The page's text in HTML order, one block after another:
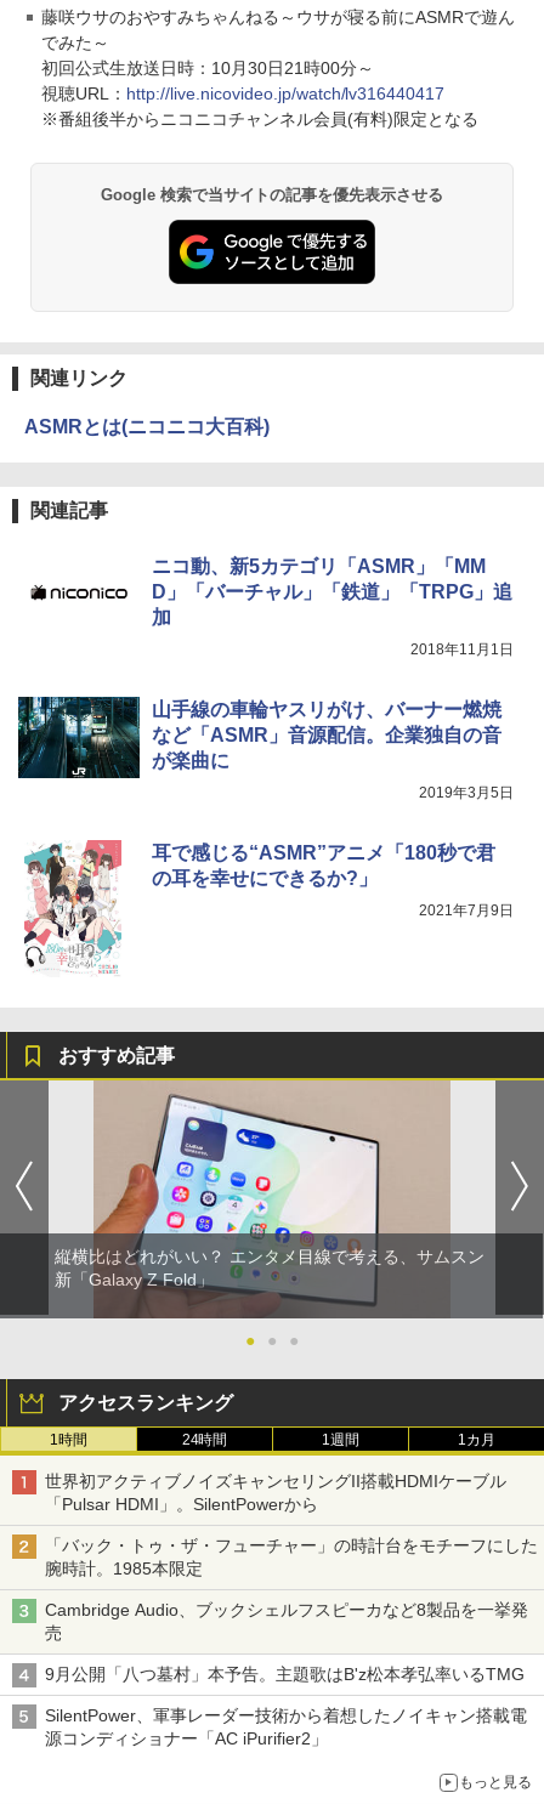
藤咲ウサのおやすみちゃんねる～ウサが寝る前にASMRで遊ん
でみた～
初回公式生放送日時：10月30日21時00分～
視聴URL： http://live.nicovideo.jp/watch/lv316440417
※番組後半からニコニコチャンネル会員(有料)限定となる
Google 検索で当サイトの記事を優先表示させる
関連リンク
ASMRとは(ニコニコ大百科)
関連記事
ニコ動、新5カテゴリ「ASMR」「MM
D」「バーチャル」「鉄道」「TRPG」追
加
2018年11月1日
山手線の車輪ヤスリがけ、バーナー燃焼
など「ASMR」音源配信。企業独自の音
が楽曲に
2019年3月5日
⽿で感じる“ASMR”アニメ「180秒で君
の⽿を幸せにできるか?」
2021年7月9日
おすすめ記事
縦横比はどれがいい？ エンタメ目線で考える、サムスン
新「Galaxy Z Fold」
● ● ●
アクセスランキング
1時間 24時間 1週間 1カ月
世界初アクティブノイズキャンセリングII搭載HDMIケーブル
「Pulsar HDMI」。SilentPowerから
「バック・トゥ・ザ・フューチャー」の時計台をモチーフにした
腕時計。1985本限定
Cambridge Audio、ブックシェルフスピーカなど8製品を一挙発
売
9月公開「八つ墓村」本予告。主題歌はB'z松本孝弘率いるTMG
SilentPower、軍事レーダー技術から着想したノイキャン搭載電
源コンディショナー「AC iPurifier2」
もっと見る